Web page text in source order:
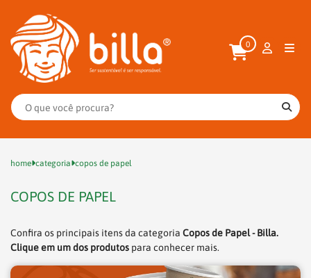
0
home categoria copos de papel
COPOS DE PAPEL
Confira os principais itens da categoria Copos de Papel - Billa.
Clique em um dos produtos para conhecer mais.